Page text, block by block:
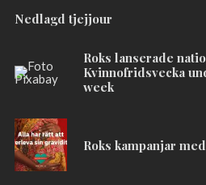
Nedlagd tjejjour
Roks lanserade
Kvinnofridsvecka
week
Roks kampanjar